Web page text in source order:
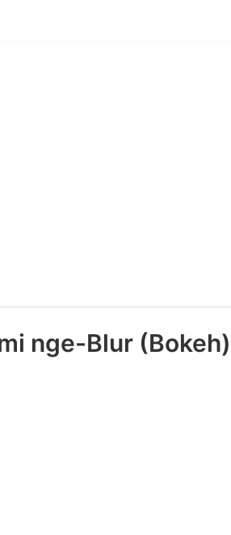
nge-Blur (Bokeh)